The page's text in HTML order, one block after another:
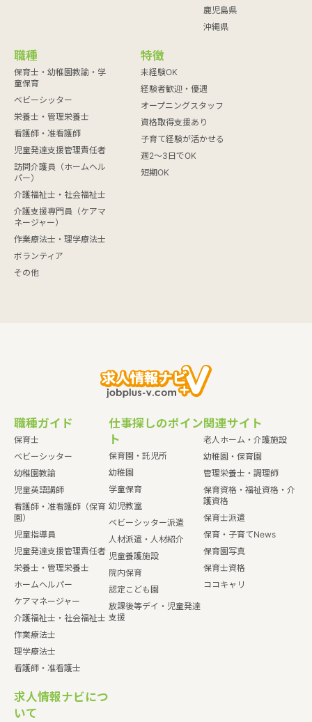
鹿児島県
沖縄県
職種
保育士・幼稚園教諭・学
童保育
ベビーシッター
栄養士・管理栄養士
看護師・准看護師
児童発達支援管理責任者
訪問介護員（ホームヘル
パー）
介護福祉士・社会福祉士
介護支援専門員（ケアマ
ネージャー）
作業療法士・理学療法士
ボランティア
その他
特徴
未経験OK
経験者歓迎・優遇
オープニングスタッフ
資格取得支援あり
子育て経験が活かせる
週2～3日でOK
短期OK
職種ガイド
保育士
ベビーシッター
幼稚園教諭
児童英語講師
看護師・准看護師（保育
園）
児童指導員
児童発達支援管理責任者
栄養士・管理栄養士
ホームヘルパー
ケアマネージャー
介護福祉士・社会福祉士
作業療法士
理学療法士
看護師・准看護士
仕事探しのポイン
ト
保育園・託児所
幼稚園
学童保育
幼児教室
ベビーシッター派遣
人材派遣・人材紹介
児童養護施設
院内保育
認定こども園
放課後等デイ・児童発達
支援
関連サイト
老人ホーム・介護施設
幼稚園・保育園
管理栄養士・調理師
保育資格・福祉資格・介
護資格
保育士派遣
保育・子育てNews
保育園写真
保育士資格
ココキャリ
求人情報ナビにつ
いて